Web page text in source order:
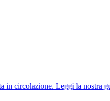
in circolazione. Leggi la nostra